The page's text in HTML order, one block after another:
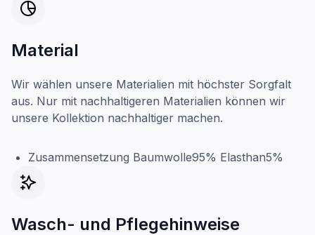
Material
Wir wählen unsere Materialien mit höchster Sorgfalt
aus. Nur mit nachhaltigeren Materialien können wir
unsere Kollektion nachhaltiger machen.
Zusammensetzung Baumwolle95% Elasthan5%
Wasch- und Pflegehinweise